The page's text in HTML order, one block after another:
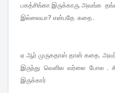
பகத்சிங்கா இருக்காரு. அவங்க
இல்லையா? என்பதே கதை .
ஏ ஆர் முருகதாஸ் தான் கதை. அவர்
இருந்து வெளில வர்லை போல .
இருக்கார்